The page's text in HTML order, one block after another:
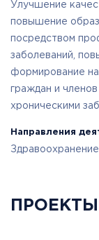
Улучшение
повышение
посредством
заболеваний,
формирование
граждан и
хроническими
Направления
Здравоохранение
ПРОЕКТЫ